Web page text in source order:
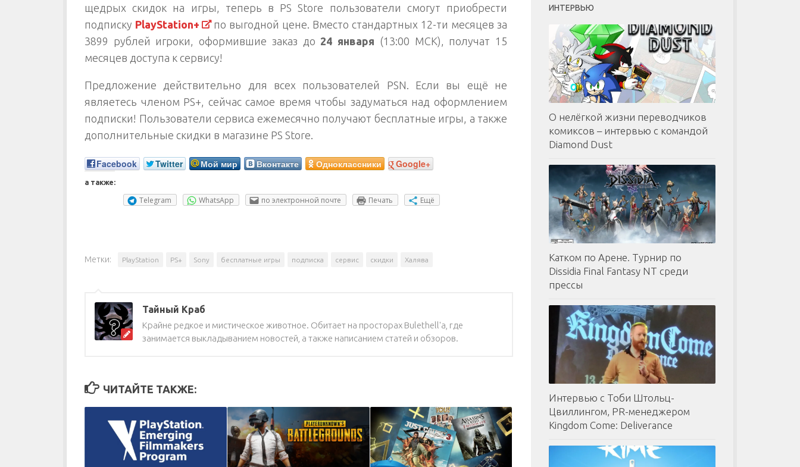
щедрых скидок на игры, теперь в PS Store пользователи смогут приобрести
подписку PlayStation+
по выгодной цене. Вместо стандартных 12-ти месяцев за
3899 рублей игроки, оформившие заказ до 24 января (13:00 МСК), получат 15
месяцев доступа к сервису!
Предложение действительно для всех пользователей PSN. Если вы ещё не
являетесь членом PS+, сейчас самое время чтобы задуматься над оформлением
подписки! Пользователи сервиса ежемесячно получают бесплатные игры, а также
дополнительные скидки в магазине PS Store.
Facebook Twitter Мой мир Вконтакте Одноклассники Google+
а также:
Telegram WhatsApp по электронной почте Печать Ещё
Метки: PlayStation PS+ Sony бесплатные игры подписка сервис скидки Халява
Тайный Краб
Крайне редкое и мистическое животное. Обитает на просторах Bulethell'a, где
занимается выкладыванием новостей, а также написанием статей и обзоров.
ЧИТАЙТЕ ТАКЖЕ:
ИНТЕРВЬЮ
О нелёгкой жизни переводчиков
комиксов – интервью с командой
Diamond Dust
Катком по Арене. Турнир по
Dissidia Final Fantasy NT среди
прессы
Интервью с Тоби Штольц-
Цвиллингом, PR-менеджером
Kingdom Come: Deliverance